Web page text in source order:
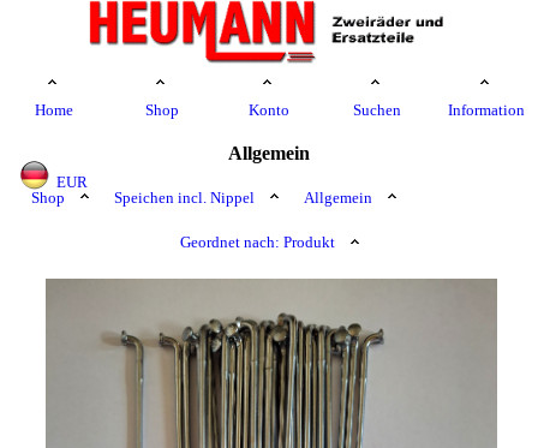
Home Shop Konto Suchen Information
EUR
Allgemein
Shop Speichen incl. Nippel Allgemein
Geordnet nach: Produkt